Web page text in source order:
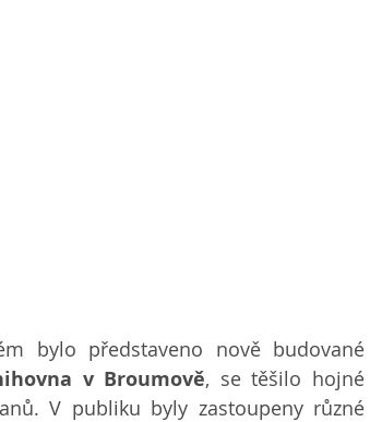
v Broumově, se těšilo hojné
V publiku byly zastoupeny různé